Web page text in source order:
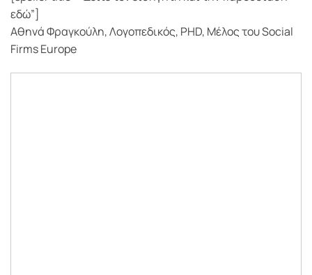
εδώ”]
Αθηνά Φραγκούλη, Λογοπεδικός, PHD, Μέλος του Social
Firms Europe